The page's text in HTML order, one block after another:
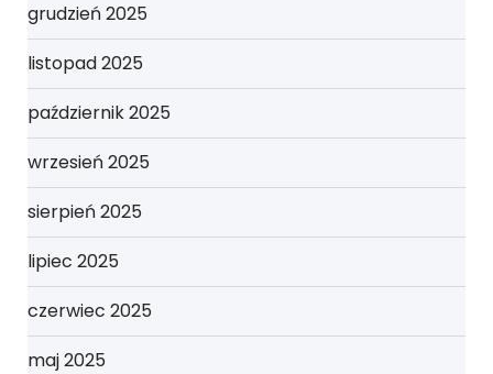
grudzień 2025
listopad 2025
październik 2025
wrzesień 2025
sierpień 2025
lipiec 2025
czerwiec 2025
maj 2025